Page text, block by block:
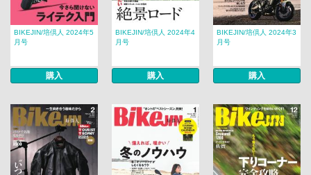
BIKEJIN/培倶人 2024年5
月号
購入
BIKEJIN/培倶人 2024年4
月号
購入
BIKEJIN/培倶人 2024年3
月号
購入